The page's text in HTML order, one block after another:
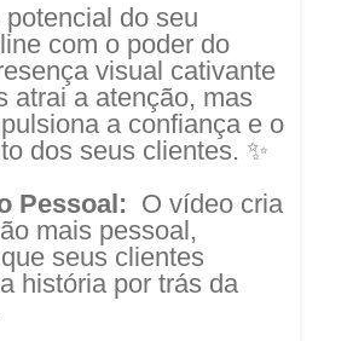
do seu
com o poder do
visual cativante
atrai a atenção, mas
a confiança e o
dos seus clientes. ✨
Pessoal: O vídeo cria
mais pessoal,
seus clientes
história por trás da